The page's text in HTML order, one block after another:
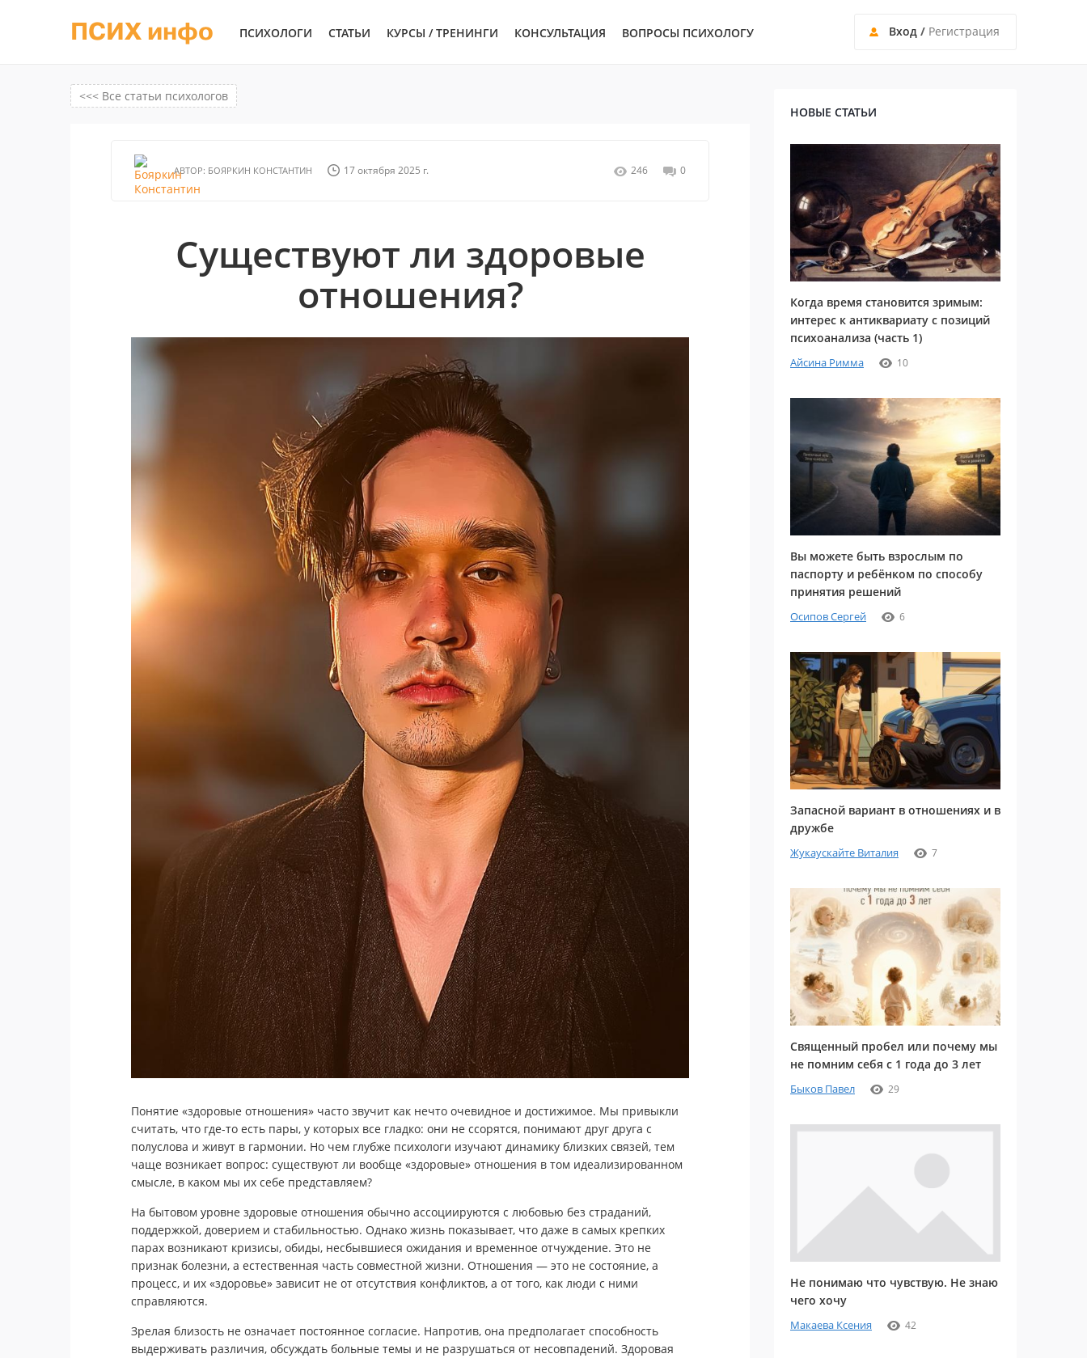
ПСИХ инфо ПСИХОЛОГИ СТАТЬИ КУРСЫ / ТРЕНИНГИ КОНСУЛЬТАЦИЯ ВОПРОСЫ ПСИХОЛОГУ Вход / Регистрация
<<< Все статьи психологов
АВТОР: БОЯРКИН КОНСТАНТИН 17 октября 2025 г. 246 0
Существуют ли здоровые
отношения?
Понятие «здоровые отношения» часто звучит как нечто очевидное и достижимое. Мы привыкли
считать, что где-то есть пары, у которых все гладко: они не ссорятся, понимают друг друга с
полуслова и живут в гармонии. Но чем глубже психологи изучают динамику близких связей, тем
чаще возникает вопрос: существуют ли вообще «здоровые» отношения в том идеализированном
смысле, в каком мы их себе представляем?
На бытовом уровне здоровые отношения обычно ассоциируются с любовью без страданий,
поддержкой, доверием и стабильностью. Однако жизнь показывает, что даже в самых крепких
парах возникают кризисы, обиды, несбывшиеся ожидания и временное отчуждение. Это не
признак болезни, а естественная часть совместной жизни. Отношения — это не состояние, а
процесс, и их «здоровье» зависит не от отсутствия конфликтов, а от того, как люди с ними
справляются.
Зрелая близость не означает постоянное согласие. Напротив, она предполагает способность
выдерживать различия, обсуждать больные темы и не разрушаться от несовпадений. Здоровая
НОВЫЕ СТАТЬИ
Когда время становится зримым:
интерес к антиквариату с позиций
психоанализа (часть 1)
Айсина Римма 10
Вы можете быть взрослым по
паспорту и ребёнком по способу
принятия решений
Осипов Сергей 6
Запасной вариант в отношениях и в
дружбе
Жукаускайте Виталия 7
Священный пробел или почему мы
не помним себя с 1 года до 3 лет
Быков Павел 29
Не понимаю что чувствую. Не знаю
чего хочу
Макаева Ксения 42